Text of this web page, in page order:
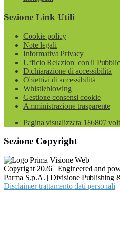
Sezione Link Utili
Cookie policy
Note legali
Informativa Privacy
Ufficio Relazioni con il
Dichiarazione di accessibilità
Obiettivi di accessibilità
Whistleblowing
Gestione consensi cookie
Amministrazione trasparente
Pagina visualizzata 186807
Sezione Copyright
Copyright 2026 | Engineered and
Parma S.p.A. | Divisione Publishing
Disclaimer trattamento dati personali